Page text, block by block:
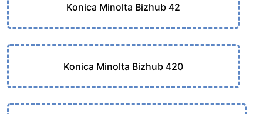
Konica Minolta Bizhub 42
Konica Minolta Bizhub 420